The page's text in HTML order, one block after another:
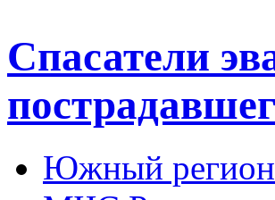
Спасатели
Южный